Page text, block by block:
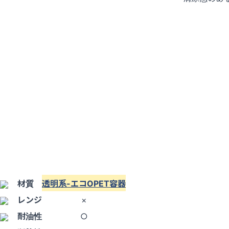
材質 透明系-エコOPET容器
レンジ
×
耐油性
○